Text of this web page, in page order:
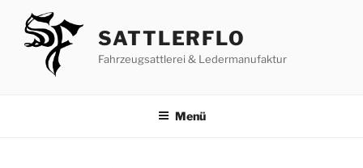
Inhalt
springen
SATTLERFLO
Fahrzeugsattlerei & Ledermanufaktur
Menü